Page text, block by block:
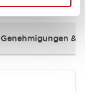
Genehmigungen &